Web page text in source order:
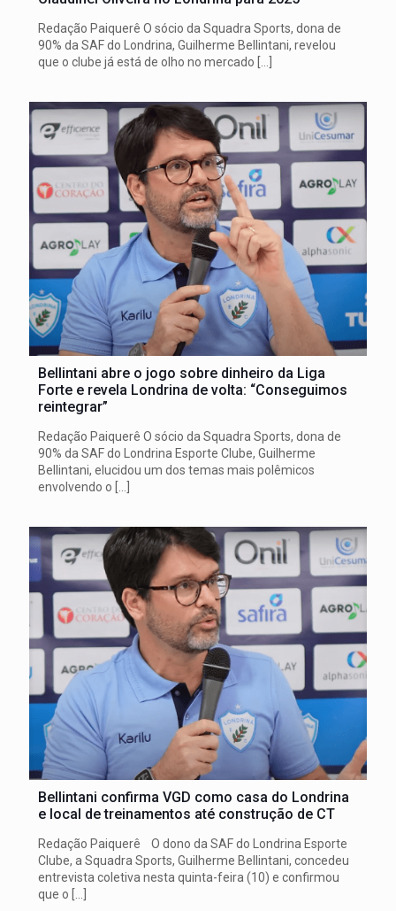
Redação Paiquerê O sócio da Squadra Sports, dona de
90% da SAF do Londrina, Guilherme Bellintani, revelou
que o clube já está de olho no mercado
Bellintani abre o jogo sobre dinheiro da Liga
Forte e revela Londrina de volta: “Conseguimos
reintegrar”
Redação Paiquerê O sócio da Squadra Sports, dona de
90% da SAF do Londrina Esporte Clube, Guilherme
Bellintani, elucidou um dos temas mais polêmicos
envolvendo o […]
Bellintani confirma VGD como casa do Londrina
e local de treinamentos até construção de CT
Redação Paiquerê O dono da SAF do Londrina Esporte
Clube, a Squadra Sports, Guilherme Bellintani, concedeu
entrevista coletiva nesta quinta-feira (10) e confirmou
que o